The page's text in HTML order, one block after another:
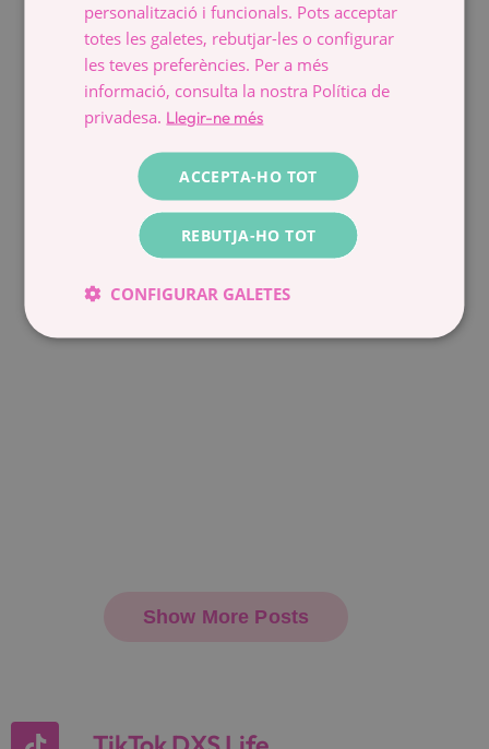
personalització i funcionals. Pots acceptar
totes les galetes, rebutjar-les o configurar
les teves preferències. Per a més
informació, consulta la nostra Política de
privadesa. Llegir-ne més
ACCEPTA-HO TOT
REBUTJA-HO TOT
CONFIGURAR GALETES